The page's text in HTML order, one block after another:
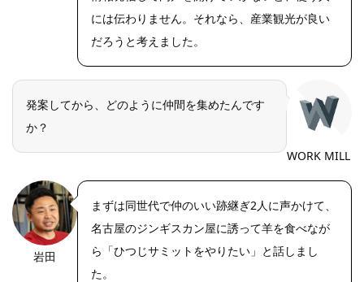
には伝わりません。それなら、産業観光が良い
だろうと考えました。
発案してから、どのように仲間を集めたんです
か？
WORK MILL
https://riseph
岩田
まずは同世代で仲のいい跡継ぎ2人に声かけて、
名古屋のジンギスカン屋に誘って羊を食べなが
ら「ひつじサミットをやりたい」と話しまし
た。